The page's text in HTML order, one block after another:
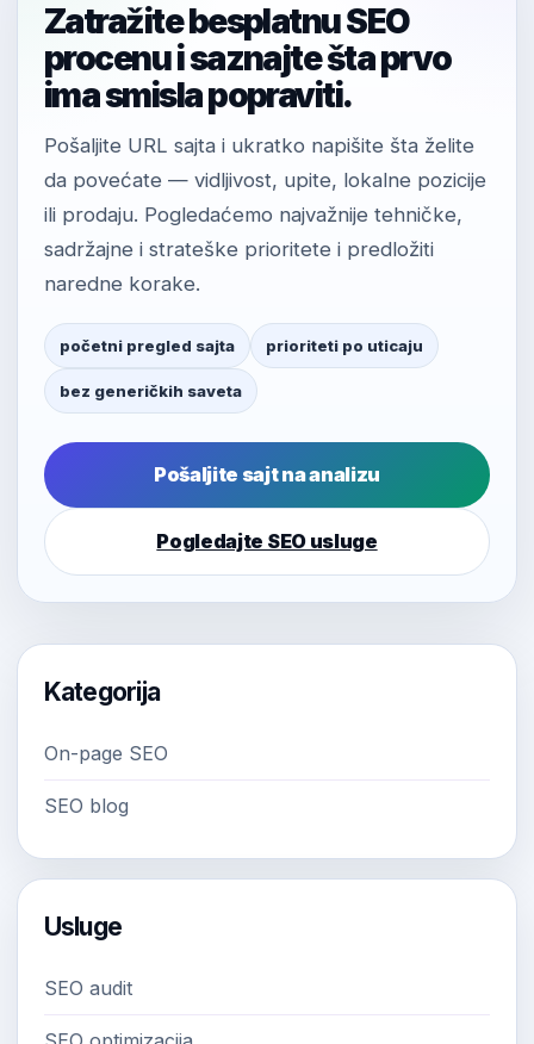
Zatražite besplatnu SEO
procenu i saznajte šta prvo
ima smisla popraviti.
Pošaljite URL sajta i ukratko napišite šta želite
da povećate — vidljivost, upite, lokalne pozicije
ili prodaju. Pogledaćemo najvažnije tehničke,
sadržajne i strateške prioritete i predložiti
naredne korake.
početni pregled sajta prioriteti po uticaju
bez generičkih saveta
Pošaljite sajt na analizu
Pogledajte SEO usluge
Kategorija
On-page SEO
SEO blog
Usluge
SEO audit